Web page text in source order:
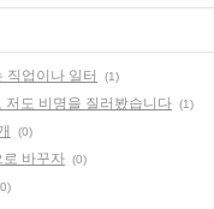
직업이나 일터 (1)
도 비명을 질러봤습니다 (1)
(0)
바꾸자 (0)